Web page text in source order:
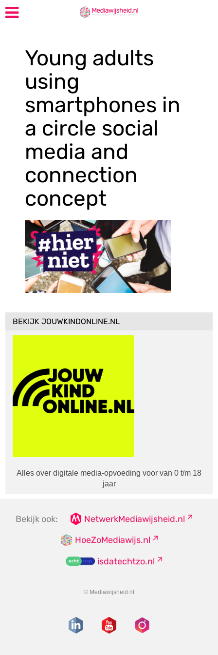
Young adults
using
smartphones in
a circle social
media and
connection
concept
BEKIJK JOUWKINDONLINE.NL
Alles over digitale media-opvoeding voor van 0 t/m 18
jaar
Bekijk ook:
NetwerkMediawijsheid.nl
HoeZoMediawijs.nl
isdatechtzo.nl
© Mediawijsheid.nl